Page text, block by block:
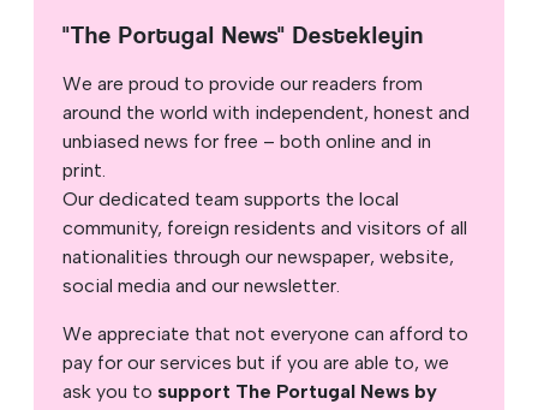
"The Portugal News" Destekleyin
We are proud to provide our readers from
around the world with independent, honest and
unbiased news for free – both online and in
print.
Our dedicated team supports the local
community, foreign residents and visitors of all
nationalities through our newspaper, website,
social media and our newsletter.
We appreciate that not everyone can afford to
pay for our services but if you are able to, we
ask you to support The Portugal News by